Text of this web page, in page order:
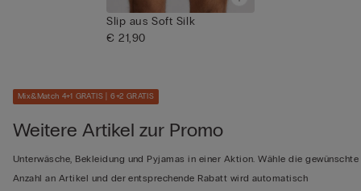
Slip aus Soft Silk
€ 21,90
Mix&Match 4+1 GRATIS | 6+2 GRATIS
Weitere Artikel zur Promo
Unterwäsche, Bekleidung und Pyjamas in einer Aktion. Wähle die gewünschte
Anzahl an Artikel und der entsprechende Rabatt wird automatisch